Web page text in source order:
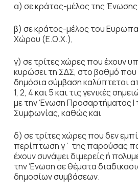
α) σε κράτος-μέλος της Ένωσης,
β) σε κράτος-μέλος του
Χώρου (Ε.Ο.Χ.),
γ) σε τρίτες χώρες που έχουν
κυρώσει τη ΣΔΣ, στο βαθμό
δημόσια σύμβαση καλύπτεται
1, 2, 4 και 5 και τις γενικές
με την Ένωση Προσαρτήματος I
Συμφωνίας, καθώς και
δ) σε τρίτες χώρες που δεν
περίπτωση γ΄ της παρούσας
έχουν συνάψει διμερείς ή
την Ένωση σε θέματα
δημοσίων συμβάσεων.